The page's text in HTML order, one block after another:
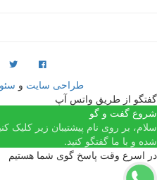
طراحی سایتو سئو
از طریق واتس آپ
گفت و گو
بر روی نام پیشتیبان زیر کلیک
و با ما گفتگو کنید.
اسرع وقت پاسخ گوی شما هستیم